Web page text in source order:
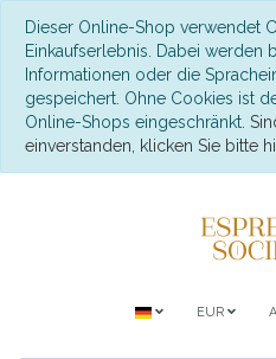
Dieser Online-Shop verwendet
Einkaufserlebnis. Dabei werden
Informationen oder die
gespeichert. Ohne Cookies ist
Online-Shops eingeschränkt.
einverstanden, klicken Sie bitte
EUR